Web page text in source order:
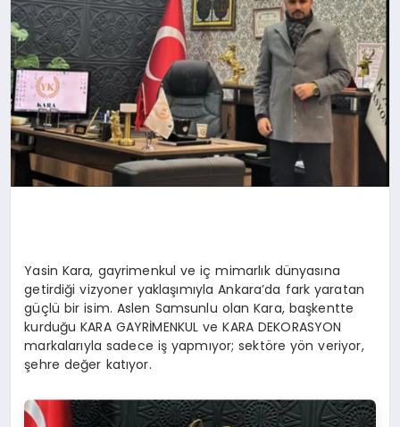
Yasin Kara, gayrimenkul ve iç mimarlık dünyasına
getirdiği vizyoner yaklaşımıyla Ankara’da fark yaratan
güçlü bir isim. Aslen Samsunlu olan Kara, başkentte
kurduğu KARA GAYRİMENKUL ve KARA DEKORASYON
markalarıyla sadece iş yapmıyor; sektöre yön veriyor,
şehre değer katıyor.